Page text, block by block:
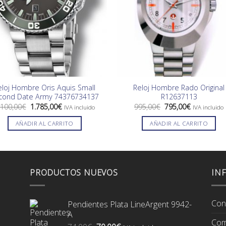
Hombre Oris Aquis Small
Date Army 74376734137
€ El
precio
original
era:
1.785,00€El
actual
es:
IVA incluido
AÑADIR AL CARRITO
Reloj Hombre Rado Original
R12637113
995,00€ El
precio
original
era:
795,00€El
actual
es:
IVA incluido
AÑADIR AL CARRITO
PRODUCTOS NUEVOS
Pendientes Plata LineArgent 9942-
A